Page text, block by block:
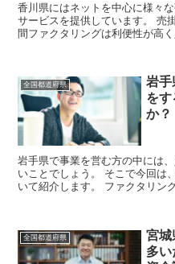
香川県にはネットを中心に様々
サービスを提供しています。 売
間ファクタリングは利便性が高
全国都道府県
岩手
を
か？
岩手県で事業を営む方の中には
いことでしょう。 そこで今回は
いて紹介します。 ファクタリン
全国都道府県
宮城
多